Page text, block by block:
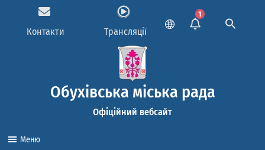
Контакти Трансляції
1
Обухівська міська рада
Офіційний вебсайт
Меню